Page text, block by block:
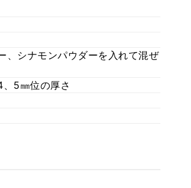
、シナモンパウダーを入れて混ぜ
5㎜位の厚さ